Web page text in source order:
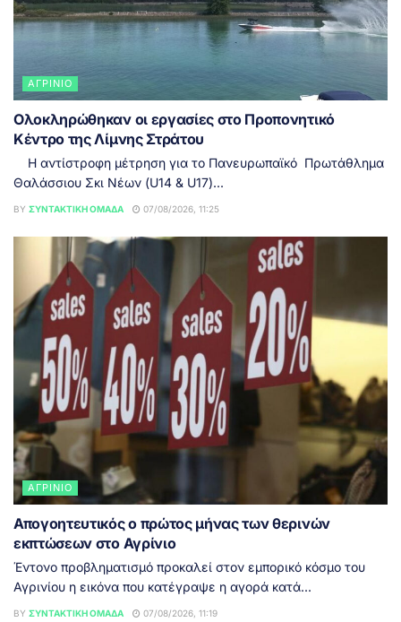
ΑΓΡΊΝΙΟ
Ολοκληρώθηκαν οι εργασίες στο Προπονητικό
Κέντρο της Λίμνης Στράτου
Η αντίστροφη μέτρηση για το Πανευρωπαϊκό Πρωτάθλημα
Θαλάσσιου Σκι Νέων (U14 & U17)...
BY ΣΥΝΤΑΚΤΙΚΉ ΟΜΆΔΑ 07/08/2026, 11:25
ΑΓΡΊΝΙΟ
Απογοητευτικός ο πρώτος μήνας των θερινών
εκπτώσεων στο Αγρίνιο
Έντονο προβληματισμό προκαλεί στον εμπορικό κόσμο του
Αγρινίου η εικόνα που κατέγραψε η αγορά κατά...
BY ΣΥΝΤΑΚΤΙΚΉ ΟΜΆΔΑ 07/08/2026, 11:19